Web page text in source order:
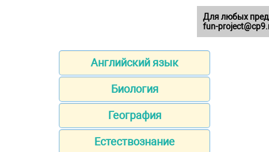
Английский язык
Биология
География
Естествознание
Для любых
fun-